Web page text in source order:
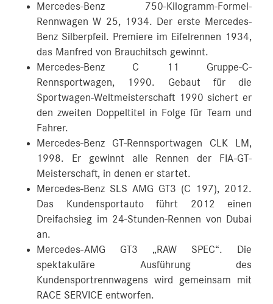
Mercedes-Benz 750-Kilogramm-Formel-
Rennwagen W 25, 1934. Der erste Mercedes-
Benz Silberpfeil. Premiere im Eifelrennen 1934,
das Manfred von Brauchitsch gewinnt.
Mercedes-Benz C 11 Gruppe-C-
Rennsportwagen, 1990. Gebaut für die
Sportwagen-Weltmeisterschaft 1990 sichert er
den zweiten Doppeltitel in Folge für Team und
Fahrer.
Mercedes-Benz GT-Rennsportwagen CLK LM,
1998. Er gewinnt alle Rennen der FIA-GT-
Meisterschaft, in denen er startet.
Mercedes-Benz SLS AMG GT3 (C 197), 2012.
Das Kundensportauto führt 2012 einen
Dreifachsieg im 24-Stunden-Rennen von Dubai
an.
Mercedes-AMG GT3 „RAW SPEC“. Die
spektakuläre Ausführung des
Kundensportrennwagens wird gemeinsam mit
RACE SERVICE entworfen.